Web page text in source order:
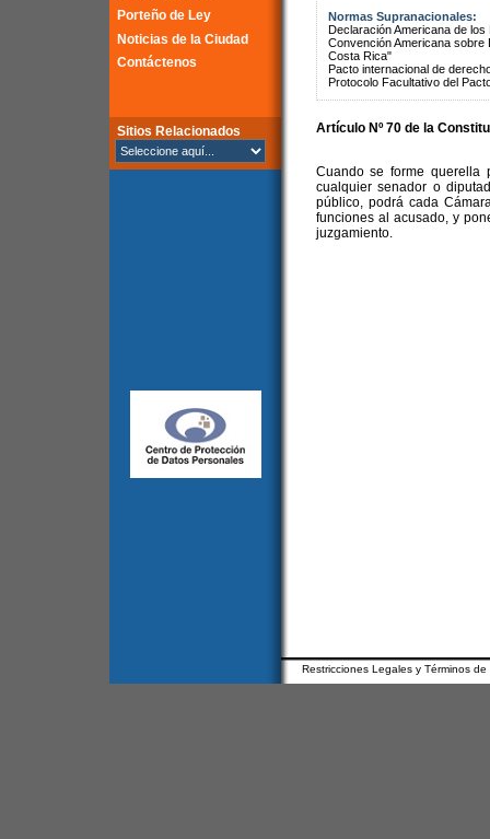
Porteño de Ley
Noticias de la Ciudad
Contáctenos
Sitios Relacionados
Normas Supranacionales:
Declaración Americana de
Convención Americana
Costa Rica"
Pacto internacional de
Protocolo Facultativo del
Artículo Nº 70 de la
Cuando se forme querella
cualquier senador o
público, podrá cada
funciones al acusado, y
juzgamiento.
Restricciones Legales y Términos de